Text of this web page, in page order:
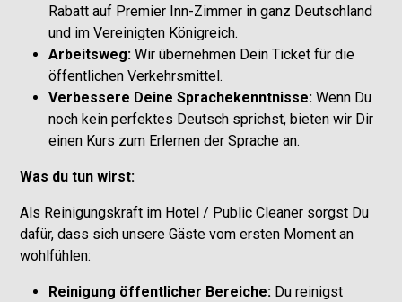
Rabatt auf Premier Inn-Zimmer in ganz Deutschland
und im Vereinigten Königreich.
Arbeitsweg: Wir übernehmen Dein Ticket für die
öffentlichen Verkehrsmittel.
Verbessere Deine Sprachekenntnisse:Wenn Du
noch kein perfektes Deutsch sprichst, bieten wir Dir
einen Kurs zum Erlernen der Sprache an.
Was du tun wirst:
Als Reinigungskraft im Hotel / Public Cleaner sorgst Du
dafür, dass sich unsere Gäste vom ersten Moment an
wohlfühlen:
Reinigung öffentlicher Bereiche:Du reinigst